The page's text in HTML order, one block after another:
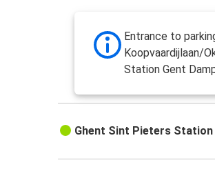
Entrance to
Koopvaardijlaan/
Station Gent
Ghent Sint Pieters Station